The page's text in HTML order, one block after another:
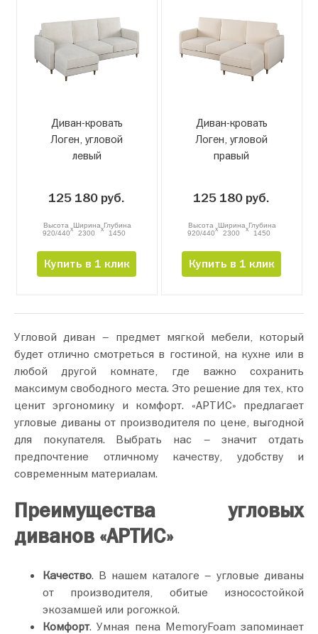
Диван-кровать
Логен, угловой
левый
125 180 руб.
Высота
920/440xШирина
2300
xГлубина
1450
Купить в 1 клик
Диван-кровать
Логен, угловой
правый
125 180 руб.
Высота
920/440xШирина
2300
xГлубина
1450
Купить в 1 клик
Угловой диван – предмет мягкой мебели, который
будет отлично смотреться в гостиной, на кухне или в
любой другой комнате, где важно сохранить
максимум свободного места. Это решение для тех, кто
ценит эргономику и комфорт. «АРТИС» предлагает
угловые диваны от производителя по цене, выгодной
для покупателя. Выбрать нас – значит отдать
предпочтение отличному качеству, удобству и
современным материалам.
Преимущества угловых
диванов «АРТИС»
Качество. В нашем каталоге – угловые диваны
от производителя, обитые износостойкой
экозамшей или рогожкой.
Комфорт. Умная пена MemoryFoam запоминает